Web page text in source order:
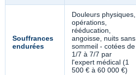
Souffrances
endurées
Douleurs physiques,
opérations,
rééducation,
angoisse, nuits sans
sommeil - cotées de
1/7 à 7/7 par
l'expert médical (1
500 € à 60 000 €)